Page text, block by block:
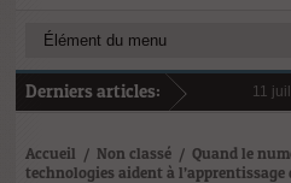
Derniers articles: 11
6
Accueil /Non classé /Quand le
technologies aident à l’apprentissage